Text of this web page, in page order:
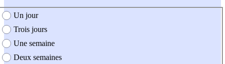
création de l'offre
Un jour
Trois jours
Une semaine
Deux semaines